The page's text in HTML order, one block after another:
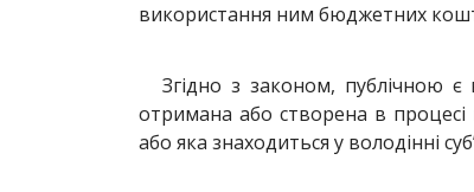
використання ним бюджетних
Згідно з законом, публічною
отримана або створена в процесі
або яка знаходиться у володінні